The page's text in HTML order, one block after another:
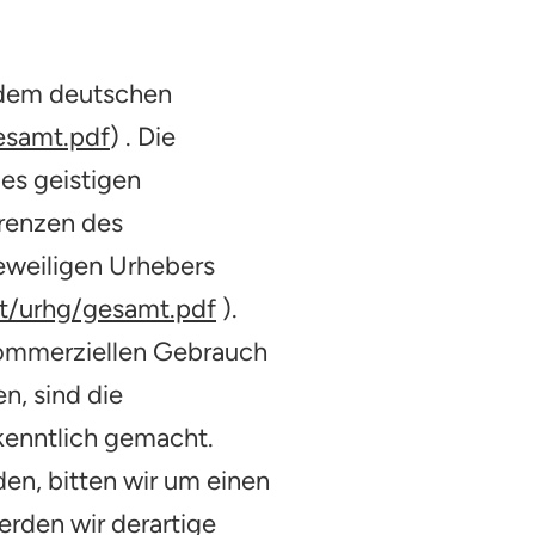
deutschen
) . Die
geistigen
des
Urhebers
urhg/gesamt.pdf ).
Gebrauch
sind die
gemacht.
bitten wir um einen
wir derartige